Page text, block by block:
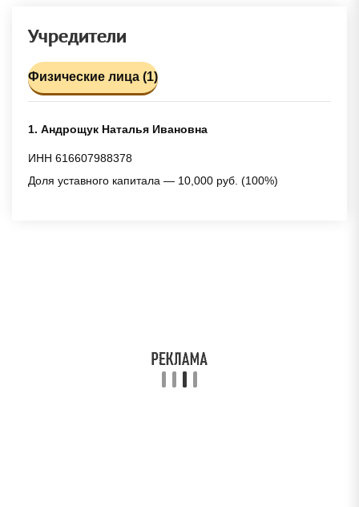
Учредители
Физические лица (1)
1. Андрощук Наталья Ивановна
ИНН 616607988378
Доля уставного капитала — 10,000 руб. (100%)